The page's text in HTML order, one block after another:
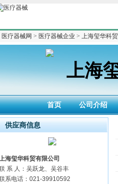
医疗器械网 > 医疗器械企业 > 上海玺华科
上海
首页 公司介绍
供应商信息
海玺华科贸有限公司
系 人：吴跃龙、吴谷丰
系电话：021-39910592